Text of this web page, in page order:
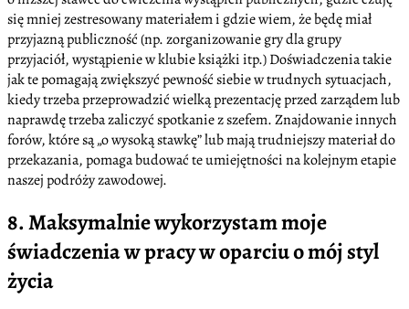
się mniej zestresowany materiałem i gdzie wiem, że będę miał
przyjazną publiczność (np. zorganizowanie gry dla grupy
przyjaciół, wystąpienie w klubie książki itp.) Doświadczenia takie
jak te pomagają zwiększyć pewność siebie w trudnych sytuacjach,
kiedy trzeba przeprowadzić wielką prezentację przed zarządem lub
naprawdę trzeba zaliczyć spotkanie z szefem. Znajdowanie innych
forów, które są „o wysoką stawkę” lub mają trudniejszy materiał do
przekazania, pomaga budować te umiejętności na kolejnym etapie
naszej podróży zawodowej.
8. Maksymalnie wykorzystam moje
świadczenia w pracy w oparciu o mój styl
życia